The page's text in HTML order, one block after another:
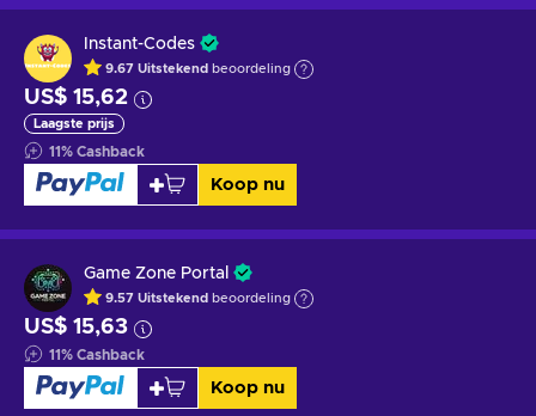
Instant-Codes
9.67 Uitstekend beoordeling
US$ 15,62
Laagste prijs
11% Cashback
Koop nu
Game Zone Portal
9.57 Uitstekend beoordeling
US$ 15,63
11% Cashback
Koop nu